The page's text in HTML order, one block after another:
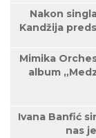
Nakon
Kandžija
Mimika
album
Ivana Banfić
nas